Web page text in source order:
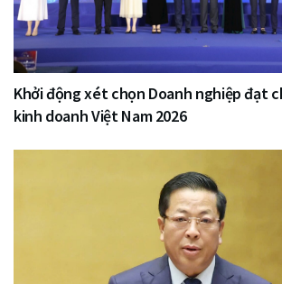
Khởi động xét chọn Doanh nghiệp đạt
kinh doanh Việt Nam 2026